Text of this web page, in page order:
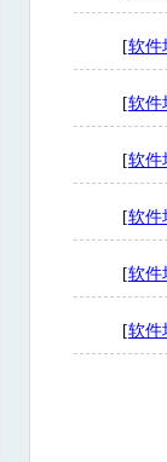
[软件
[软件
[软件
[软件
[软件
[软件